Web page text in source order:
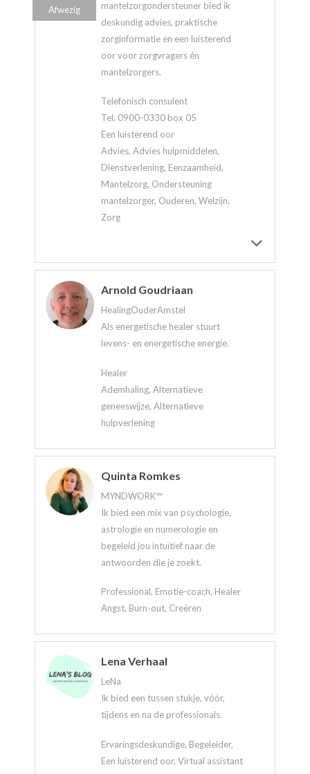
mantelzorgondersteuner bied ik
deskundig advies, praktische
zorginformatie en een luisterend
oor voor zorgvragers én
mantelzorgers.
Telefonisch consulent
Tel. 0900-0330 box 05
Een luisterend oor
Advies, Advies hulpmiddelen,
Dienstverlening, Eenzaamheid,
Mantelzorg, Ondersteuning
mantelzorger, Ouderen, Welzijn,
Zorg
Afwezig
Arnold Goudriaan
HealingOuderAmstel
Als energetische healer stuurt
levens- en energetische energie.
Healer
Ademhaling, Alternatieve
geneeswijze, Alternatieve
hulpverlening
Quinta Romkes
MYNDWORK™
Ik bied een mix van psychologie,
astrologie en numerologie en
begeleid jou intuïtief naar de
antwoorden die je zoekt.
Professional, Emotie-coach, Healer
Angst, Burn-out, Creëren
Lena Verhaal
LeNa
Ik bied een tussen stukje, vóór,
tijdens en na de professionals.
Ervaringsdeskundige, Begeleider,
Een luisterend oor, Virtual assistant